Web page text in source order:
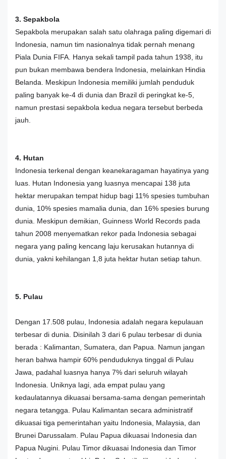
3. Sepakbola
Sepakbola merupakan salah satu olahraga paling digemari di
Indonesia, namun tim nasionalnya tidak pernah menang
Piala Dunia FIFA. Hanya sekali tampil pada tahun 1938, itu
pun bukan membawa bendera Indonesia, melainkan Hindia
Belanda. Meskipun Indonesia memiliki jumlah penduduk
paling banyak ke-4 di dunia dan Brazil di peringkat ke-5,
namun prestasi sepakbola kedua negara tersebut berbeda
jauh.
4. Hutan
Indonesia terkenal dengan keanekaragaman hayatinya yang
luas. Hutan Indonesia yang luasnya mencapai 138 juta
hektar merupakan tempat hidup bagi 11% spesies tumbuhan
dunia, 10% spesies mamalia dunia, dan 16% spesies burung
dunia. Meskipun demikian, Guinness World Records pada
tahun 2008 menyematkan rekor pada Indonesia sebagai
negara yang paling kencang laju kerusakan hutannya di
dunia, yakni kehilangan 1,8 juta hektar hutan setiap tahun.
5. Pulau
Dengan 17.508 pulau, Indonesia adalah negara kepulauan
terbesar di dunia. Disinilah 3 dari 6 pulau terbesar di dunia
berada : Kalimantan, Sumatera, dan Papua. Namun jangan
heran bahwa hampir 60% penduduknya tinggal di Pulau
Jawa, padahal luasnya hanya 7% dari seluruh wilayah
Indonesia. Uniknya lagi, ada empat pulau yang
kedaulatannya dikuasai bersama-sama dengan pemerintah
negara tetangga. Pulau Kalimantan secara administratif
dikuasai tiga pemerintahan yaitu Indonesia, Malaysia, dan
Brunei Darussalam. Pulau Papua dikuasai Indonesia dan
Papua Nugini. Pulau Timor dikuasai Indonesia dan Timor